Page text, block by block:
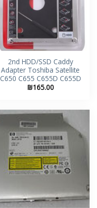
2nd HDD/SSD Caddy
Adapter Toshiba Satellite
C650 C655 C655D C655D
₪165.00